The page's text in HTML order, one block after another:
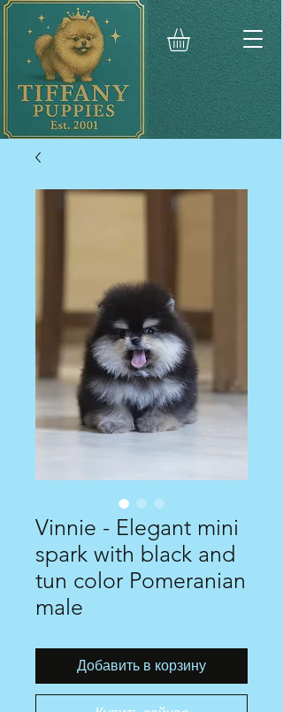
Vinnie - Elegant mini
spark with black and
tun color Pomeranian
male
Добавить в корзину